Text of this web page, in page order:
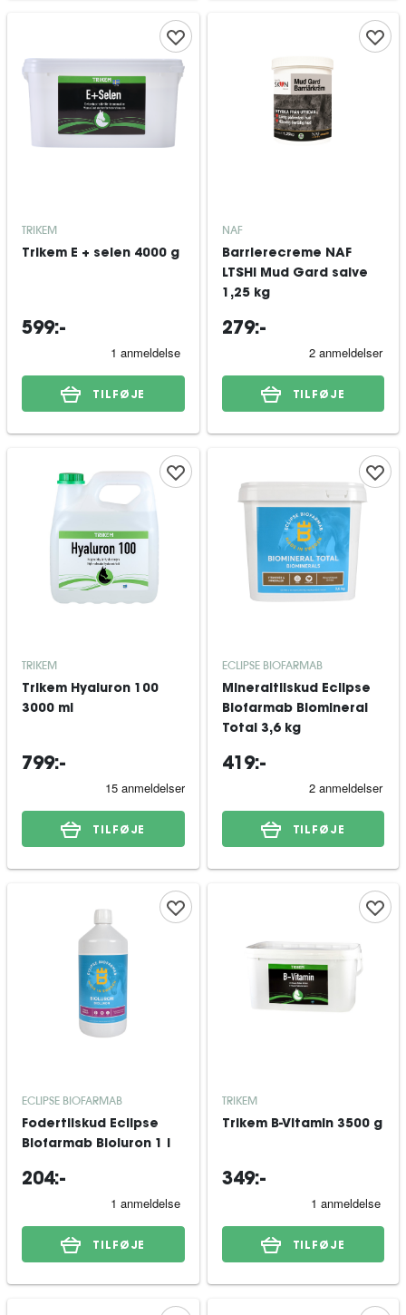
TRIKEM
Trikem E + selen 4000 g
599:-
TILFØJE
NAF
Barrierecreme NAF
LTSHI Mud Gard salve
1,25 kg
279:-
TILFØJE
TRIKEM
Trikem Hyaluron 100
3000 ml
799:-
TILFØJE
ECLIPSE BIOFARMAB
Mineraltilskud Eclipse
Biofarmab Biomineral
Total 3,6 kg
419:-
TILFØJE
ECLIPSE BIOFARMAB
Fodertilskud Eclipse
Biofarmab Bioluron 1 l
204:-
TILFØJE
TRIKEM
Trikem B-Vitamin 3500 g
349:-
TILFØJE